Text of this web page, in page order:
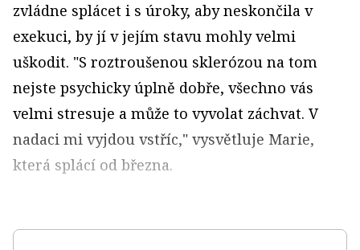
zvládne splácet i s úroky, aby neskončila v
exekuci, by jí v jejím stavu mohly velmi
uškodit. "S roztroušenou sklerózou na tom
nejste psychicky úplně dobře, všechno vás
velmi stresuje a může to vyvolat záchvat. V
nadaci mi vyjdou vstříc," vysvětluje Marie,
která splácí od března.